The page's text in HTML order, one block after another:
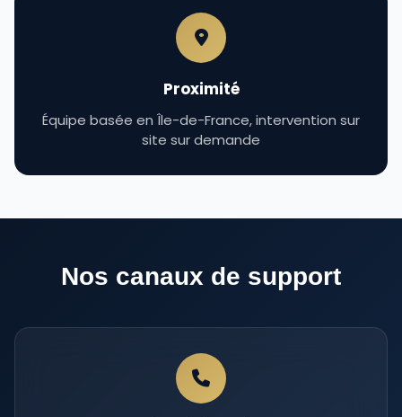
Proximité
Équipe basée en Île-de-France, intervention sur
site sur demande
Nos canaux de support